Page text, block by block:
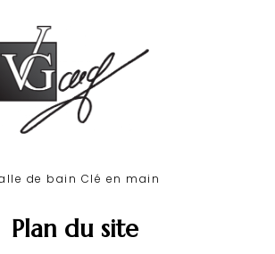
de bain Clé en main​
Plan du site